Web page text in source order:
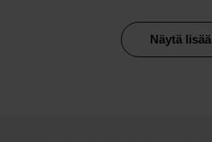
Näytä lisää